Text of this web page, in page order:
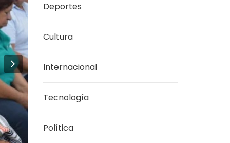
Next
Deportes
Cultura
Internacional
Tecnología
Política